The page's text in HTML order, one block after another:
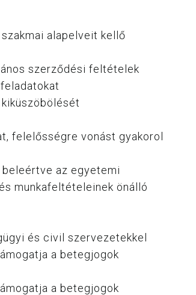
alapelveit kellő
szerződési feltételek
felelősségre vonást gyakorol
az egyetemi
munkafeltételeinek önálló
és civil szervezetekkel
a betegjogok
a betegjogok